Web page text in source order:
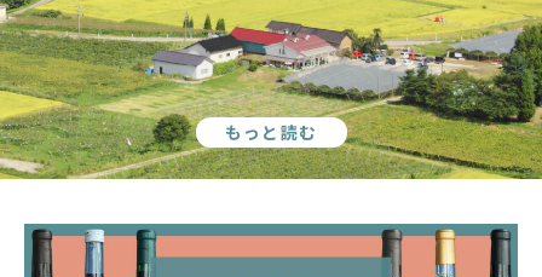
もっと読む